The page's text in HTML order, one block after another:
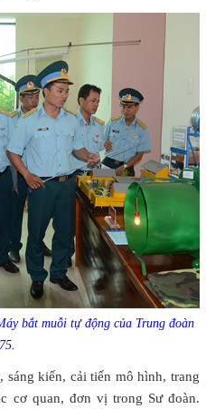
bắt muỗi tự động của Trung đoàn
sáng kiến, cải tiến mô hình, trang
cơ quan, đơn vị trong Sư đoàn.